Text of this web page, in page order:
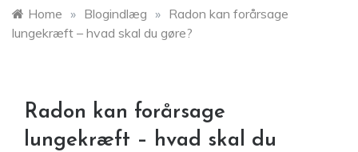
Home » Blogindlæg » Radon kan forårsage
lungekræft – hvad skal du gøre?
Radon kan forårsage
lungekræft – hvad skal du